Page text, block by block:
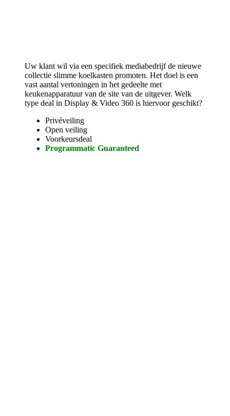
Uw klant wil via een specifiek mediabedrijf de nieuwe
collectie slimme koelkasten promoten. Het doel is een
vast aantal vertoningen in het gedeelte met
keukenapparatuur van de site van de uitgever. Welk
type deal in Display & Video 360 is hiervoor geschikt?
Privéveiling
Open veiling
Voorkeursdeal
Programmatic Guaranteed